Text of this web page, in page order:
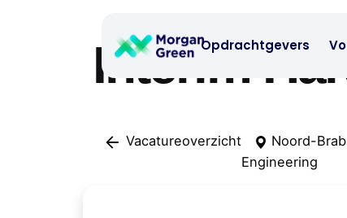
Opdrachtgevers
Interim
Vacatureoverzicht Noord-
Engineering